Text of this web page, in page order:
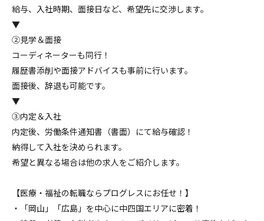
給与、入社時期、面接日など、希望先に交渉します。
▼
②見学＆面接
コーディネーターも同行！
履歴書添削や面接アドバイスも事前に行います。
面接後、辞退も可能です。
▼
③内定＆入社
内定後、労働条件通知書（書面）にて給与確認！
納得して入社を決められます。
希望と異なる場合は他の求人をご紹介します。
【医療・福祉の転職ならプログレスにお任せ！】
・「岡山」「広島」を中心に中四国エリアに密着！